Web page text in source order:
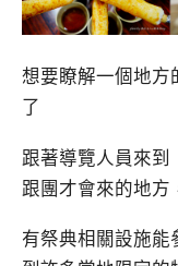
想要瞭解一個地方
了
跟著導覽人員來
跟團才會來的地
有祭典相關設施能